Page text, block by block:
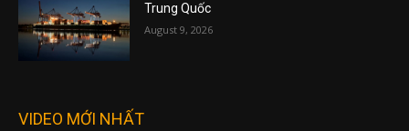
Trung Quốc
August 9, 2026
VIDEO MỚI NHẤT